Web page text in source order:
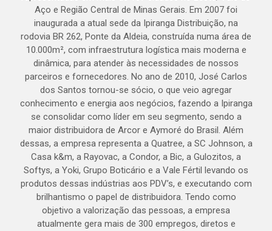
Aço e Região Central de Minas Gerais. Em 2007 foi
inaugurada a atual sede da Ipiranga Distribuição, na
rodovia BR 262, Ponte da Aldeia, construída numa área de
10.000m², com infraestrutura logística mais moderna e
dinâmica, para atender às necessidades de nossos
parceiros e fornecedores. No ano de 2010, José Carlos
dos Santos tornou-se sócio, o que veio agregar
conhecimento e energia aos negócios, fazendo a Ipiranga
se consolidar como líder em seu segmento, sendo a
maior distribuidora de Arcor e Aymoré do Brasil. Além
dessas, a empresa representa a Quatree, a SC Johnson, a
Casa k&m, a Rayovac, a Condor, a Bic, a Gulozitos, a
Softys, a Yoki, Grupo Boticário e a Vale Fértil levando os
produtos dessas indústrias aos PDV’s, e executando com
brilhantismo o papel de distribuidora. Tendo como
objetivo a valorização das pessoas, a empresa
atualmente gera mais de 300 empregos, diretos e